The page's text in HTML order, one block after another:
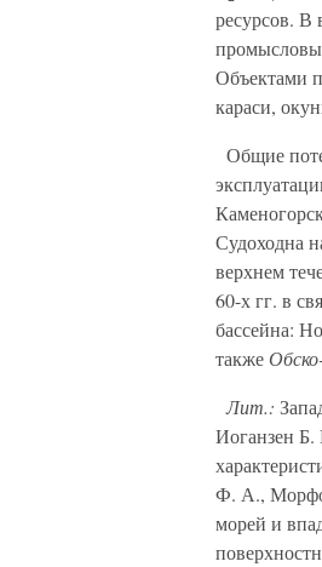
ресурсов. В
Объектами
караси,
Общие
Судоходна
верхнем
60-х гг. в
бассейна:
также
Лит.:
Иоганзен
Ф. А.,
морей и